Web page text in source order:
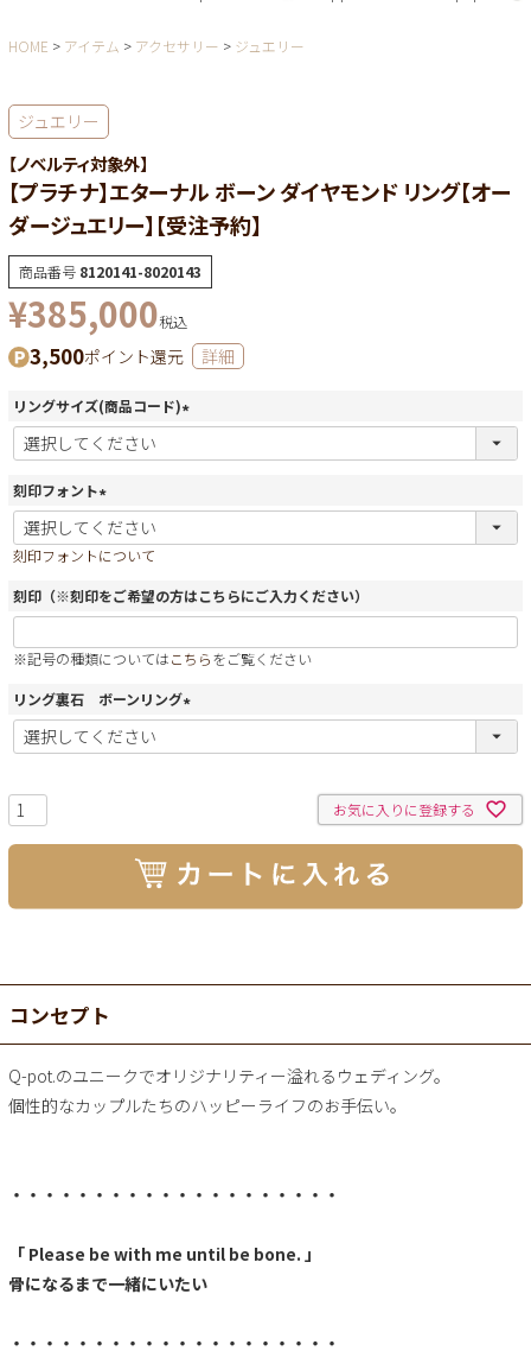
HOME アイテム アクセサリー ジュエリー
ジュエリー
【ノベルティ対象外】
【プラチナ】エターナル ボーン ダイヤモンド リング【オー
ダージュエリー】【受注予約】
商品番号 8120141-8020143
¥385,000税込
3,500ポイント還元 詳細
リングサイズ(商品コード)
(
刻印フォント
(
必
須
刻印フォントについて
刻印（※刻印をご希望の方はこちらにご入力ください）
※記号の種類についてはこちらをご覧ください
リング裏石 ボーンリング
(
お気に入りに登録する
コンセプト
Q-pot.のユニークでオリジナリティー溢れるウェディング。
個性的なカップルたちのハッピーライフのお手伝い。
・・・・・・・・・・・・・・・・・・・・
「 Please be with me until be bone. 」
骨になるまで一緒にいたい
・・・・・・・・・・・・・・・・・・・・